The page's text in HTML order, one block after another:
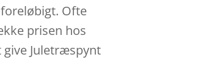
Ofte
prisen hos
Juletræspynt